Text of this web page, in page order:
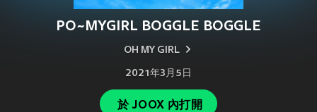
PO~MYGIRL BOGGLE BOGGLE
OH MY GIRL
2021年3月5日
於 JOOX 內打開